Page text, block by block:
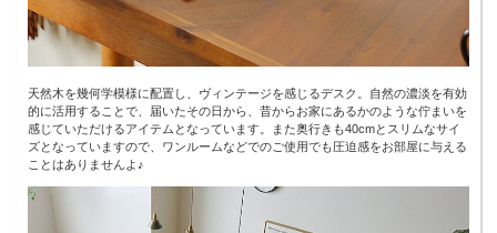
天然木を幾何学模様に配置し、ヴィンテージを感じるデスク。自然の濃淡を有効
的に活用することで、届いたその日から、昔からお家にあるかのような佇まいを
感じていただけるアイテムとなっています。また奥行きも40cmとスリムなサイ
ズとなっていますので、ワンルームなどでのご使用でも圧迫感をお部屋に与える
ことはありませんよ♪